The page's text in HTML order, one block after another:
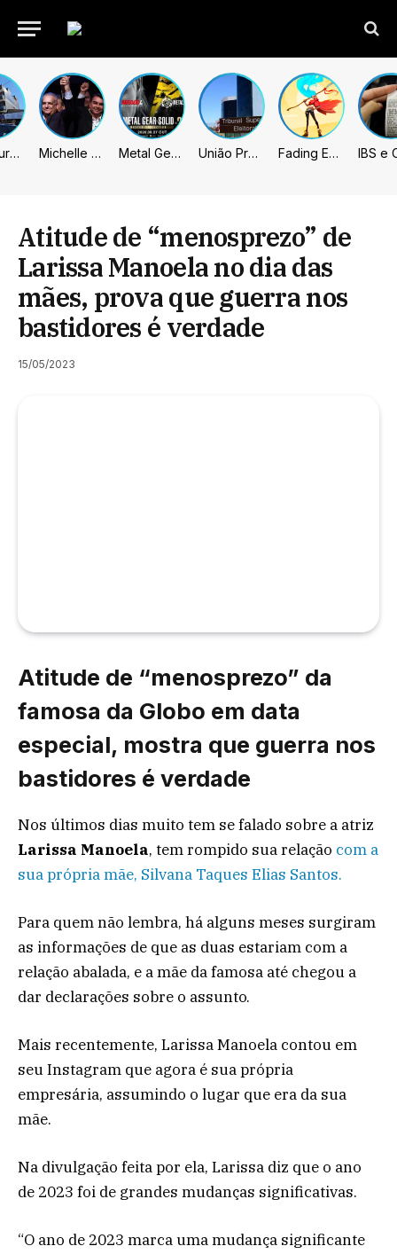
Prefeitura de Sumaré inaugura nova subsede da GCM na Área Cura Michelle celebra vice de Flávio: “Que chapa possa ser vitoriosa” Metal Gear Solid: Master Collection 2 terá legendas e menus em portugues União Progressista e PL terão mais tempo de propaganda eleitoral Fading Echo – Review
Atitude de “menosprezo” de
Larissa Manoela no dia das
mães, prova que guerra nos
bastidores é verdade
15/05/2023
Atitude de “menosprezo” da
famosa da Globo em data
especial, mostra que guerra nos
bastidores é verdade
Nos últimos dias muito tem se falado sobre a atriz
Larissa Manoela, tem rompido sua relação com a
sua própria mãe, Silvana Taques Elias Santos.
Para quem não lembra, há alguns meses surgiram
as informações de que as duas estariam com a
relação abalada, e a mãe da famosa até chegou a
dar declarações sobre o assunto.
Mais recentemente, Larissa Manoela contou em
seu Instagram que agora é sua própria
empresária, assumindo o lugar que era da sua
mãe.
Na divulgação feita por ela, Larissa diz que o ano
de 2023 foi de grandes mudanças significativas.
“O ano de 2023 marca uma mudança significante